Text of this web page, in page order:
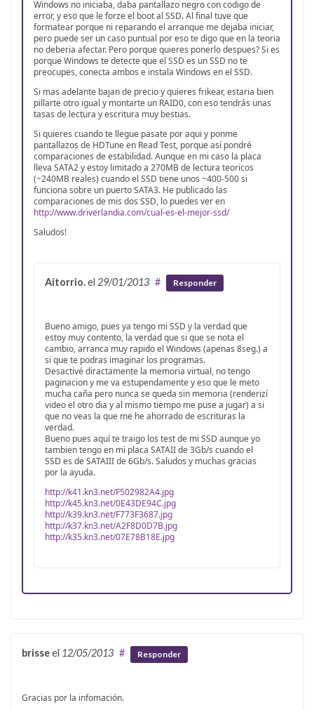
Windows no iniciaba, daba pantallazo negro con codigo de
error, y eso que le forze el boot al SSD. Al final tuve que
formatear porque ni reparando el arranque me dejaba iniciar,
pero puede ser un caso puntual por eso te digo que en la teoria
no deberia afectar. Pero porque quieres ponerlo despues? Si es
porque Windows te detecte que el SSD es un SSD no te
preocupes, conecta ambos e instala Windows en el SSD.
Si mas adelante bajan de precio y quieres frikear, estaria bien
pillarte otro igual y montarte un RAID0, con eso tendrás unas
tasas de lectura y escritura muy bestias.
Si quieres cuando te llegue pasate por aqui y ponme
pantallazos de HDTune en Read Test, porque así pondré
comparaciones de estabilidad. Aunque en mi caso la placa
lleva SATA2 y estoy limitado a 270MB de lectura teoricos
(~240MB reales) cuando el SSD tiene unos ~400-500 si
funciona sobre un puerto SATA3. He publicado las
comparaciones de mis dos SSD, lo puedes ver en
http://www.driverlandia.com/cual-es-el-mejor-ssd/
Saludos!
Aitorrio.el 29/01/2013 # Responder
Bueno amigo, pues ya tengo mi SSD y la verdad que
estoy muy contento, la verdad que si que se nota el
cambio, arranca muy rapido el Windows (apenas 8seg.) a
si que te podras imaginar los programas.
Desactivé diractamente la memoria virtual, no tengo
paginacion y me va estupendamente y eso que le meto
mucha caña pero nunca se queda sin memoria (renderizí
video el otro dia y al mismo tiempo me puse a jugar) a si
que no veas la que me he ahorrado de escrituras la
verdad.
Bueno pues aquí te traigo los test de mi SSD aunque yo
tambien tengo en mi placa SATAII de 3Gb/s cuando el
SSD es de SATAIII de 6Gb/s. Saludos y muchas gracias
por la ayuda.
http://k41.kn3.net/F502982A4.jpg
http://k45.kn3.net/0E43DE94C.jpg
http://k39.kn3.net/F773F3687.jpg
http://k37.kn3.net/A2F8D0D7B.jpg
http://k35.kn3.net/07E78B18E.jpg
brisseel 12/05/2013 # Responder
Gracias por la infomación.